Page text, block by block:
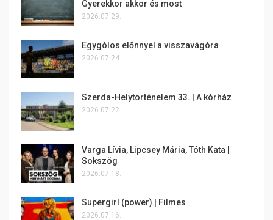
Gyerekkor akkor és most
2026.07.29.
Egygólos előnnyel a visszavágóra
2026.07.24.
Szerda-Helytörténelem 33. | A kórház
2026.07.22.
Varga Lívia, Lipcsey Mária, Tóth Kata |
Sokszög
2026.07.18.
Supergirl (power) | Filmes
2026.07.16.